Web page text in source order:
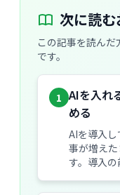
次に読
この記事を読ん
です。
1 AIを入れ
める
AIを導入
事が増え
す。導入の